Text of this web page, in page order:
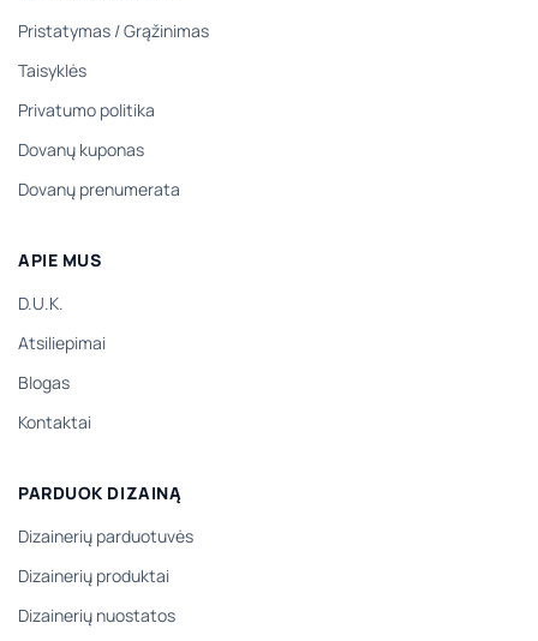
Pristatymas /Grąžinimas
Taisyklės
Privatumo politika
Dovanų kuponas
Dovanų prenumerata
APIE MUS
D.U.K.
Atsiliepimai
Blogas
Kontaktai
PARDUOK DIZAINĄ
Dizainerių parduotuvės
Dizainerių produktai
Dizainerių nuostatos